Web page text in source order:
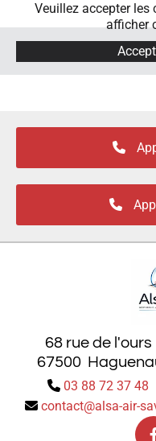
Veuillez accepter
afficher
68 rue de l'ours
67500
 03 88 72 37 48
 contact@alsa-air-